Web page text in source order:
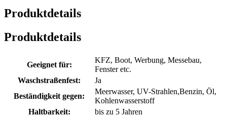
Produktdetails
Produktdetails
Geeignet für:
KFZ, Boot, Werbung, Messebau,
Fenster etc.
Waschstraßenfest:
Ja
Beständigkeit gegen:
Meerwasser, UV-Strahlen,Benzin, Öl,
Kohlenwasserstoff
Haltbarkeit:
bis zu 5 Jahren